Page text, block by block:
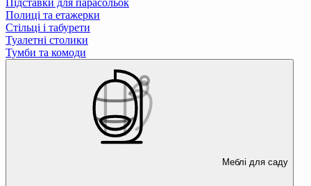
Підставки для парасольок
Полиці та етажерки
Стільці і табурети
Туалетні столики
Тумби та комоди
Меблі для саду